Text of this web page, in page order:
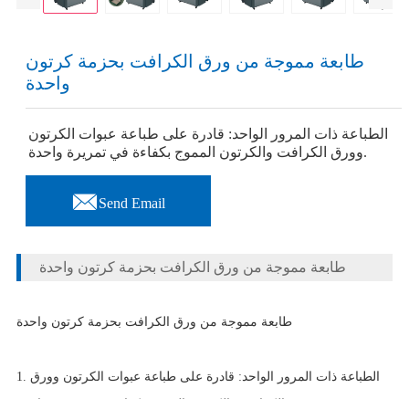
طابعة مموجة من ورق الكرافت بحزمة كرتون
واحدة
الطباعة ذات المرور الواحد: قادرة على طباعة عبوات الكرتون
وورق الكرافت والكرتون المموج بكفاءة في تمريرة واحدة.
Send Email
طابعة مموجة من ورق الكرافت بحزمة كرتون واحدة
طابعة مموجة من ورق الكرافت بحزمة كرتون واحدة
1. الطباعة ذات المرور الواحد: قادرة على طباعة عبوات الكرتون وورق